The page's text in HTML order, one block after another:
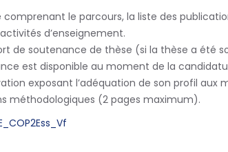
le parcours, la liste des
d’enseignement.
de soutenance de thèse (si la thèse a été
est disponible au moment de la
exposant l’adéquation de son profil aux
méthodologiques (2 pages maximum).